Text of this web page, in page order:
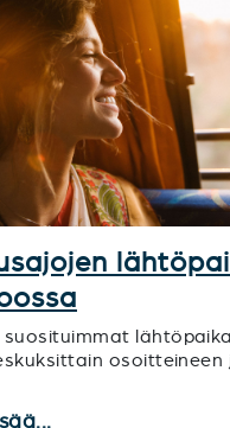
suosituimmat
osoitteineen